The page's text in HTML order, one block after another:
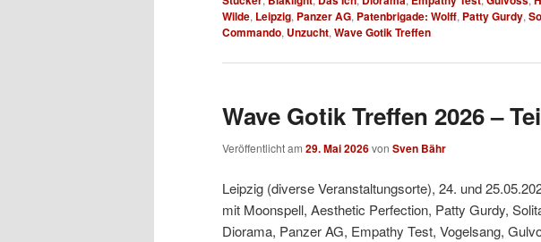
Wilde, Leipzig, Panzer AG, Patenbrigade: Wolff, Patty Gurdy,
Commando, Unzucht, Wave Gotik Treffen
Wave Gotik Treffen 2026 –
Veröffentlicht am 29. Mai 2026von Sven Bähr
Leipzig (diverse Veranstaltungsorte), 24. und
mit Moonspell, Aesthetic Perfection, Patty Gurdy,
Diorama, Panzer AG, Empathy Test, Vogelsang,